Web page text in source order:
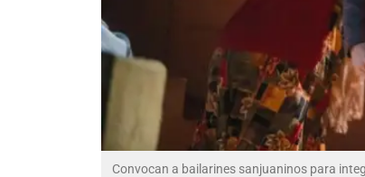
Convocan a bailarines sanjuaninos para